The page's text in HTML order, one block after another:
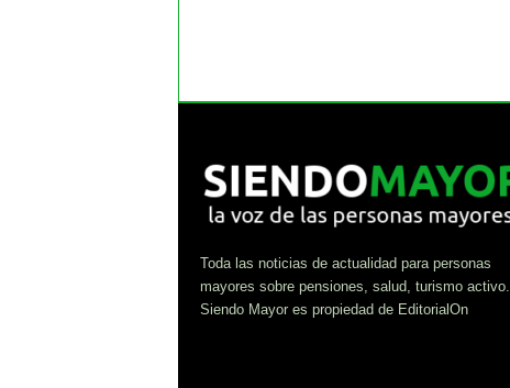
Toda las noticias de actualidad para personas
mayores sobre pensiones, salud, turismo activo.
Siendo Mayor es propiedad de EditorialOn